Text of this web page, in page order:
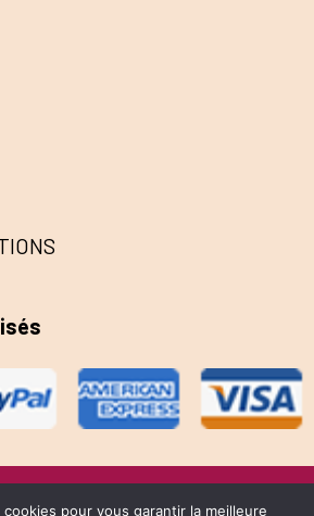
2022 - Réalisation Sophie
pour vous garantir la meilleure